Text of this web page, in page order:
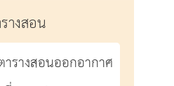
างสอน
ารางสอนออกอากาศ